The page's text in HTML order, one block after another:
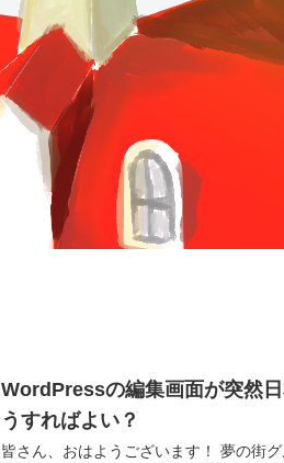
WordPressの編集画面が突然
うすればよい？
皆さん、おはようございます！ 夢の街